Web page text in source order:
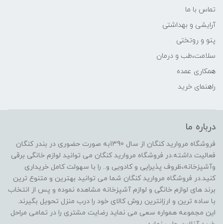
تماس با ما
آرایشی و بهداشتی
پتو و روتختی
سلامت،طب و درمان
همکاری عمده
راهنمای خرید
درباره ما
فروشگاه مروارید کنگان از سال 1390به صورت حضوری در بندر کنگان
فعالیت داشته.در فروشگاه مروارید کنگان می توانید لوازم خانگی برقی
وآشپزخانه،ظروف پذیرایی و کادویی و.. را با سهولت کامل خریداری
کنید.در فروشگاه مروارید کنگان شما می توانید بهترین و متنوع ترین
برند های لوازم خانگی و لوازم آشپزخانه مشاهده نموده و پس از انتخاب
با ساده ترین و ارزانترین روش کالای خود را درب منزل تحویل بگیرند.
این مجموعه همواره سعی می نماید رضایت مشتری را در تمامی مراحل